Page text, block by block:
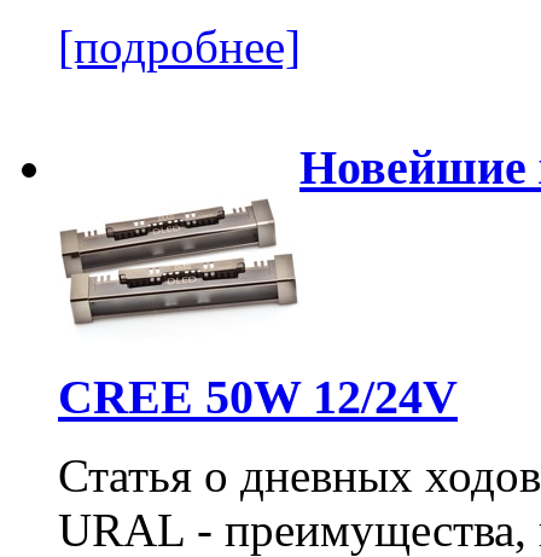
[подробнее]
Новейшие
CREE 50W 12/24V
Статья о дневных
URAL - преимущества,